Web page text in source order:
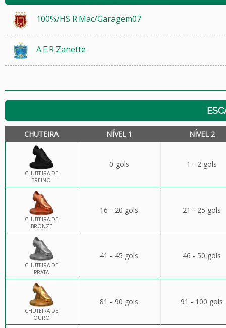
100%/HS R.Mac/Garagem07
A.E.R Zanette
CHUTEIRA NÍVEL 1 NÍVEL 2
CHUTEIRA DE
TREINO
0 gols 1 - 2 gols
CHUTEIRA DE
BRONZE
16 - 20 gols 21 - 25 gols
CHUTEIRA DE
PRATA
41 - 45 gols 46 - 50 gols
CHUTEIRA DE
OURO
81 - 90 gols 91 - 100 gols